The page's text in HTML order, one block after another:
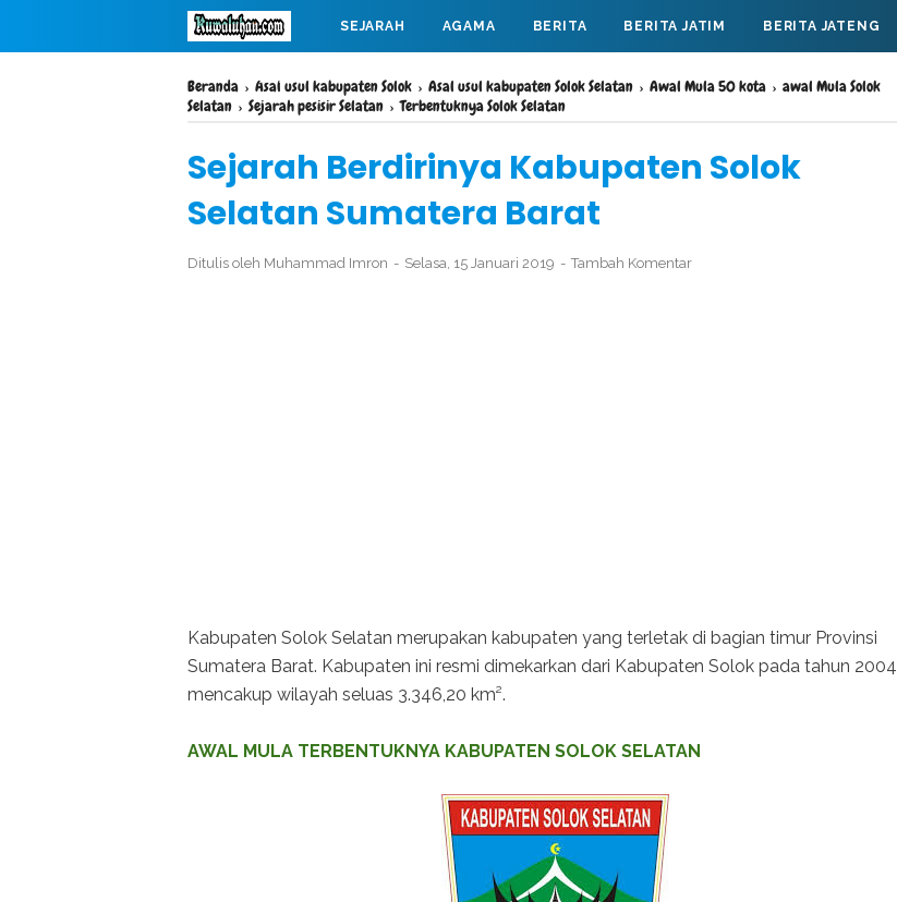
SEJARAH AGAMA BERITA BERITA JATIM BERITA JATENG
MAHABARATA
Beranda › Asal usul kabupaten Solok › Asal usul kabupaten Solok Selatan › Awal Mula 50 kota › awal Mula Solok
Selatan › Sejarah pesisir Selatan ›Terbentuknya Solok Selatan
Sejarah Berdirinya Kabupaten Solok
Selatan Sumatera Barat
Ditulis oleh Muhammad Imron Selasa, 15 Januari 2019 Tambah Komentar
Kabupaten Solok Selatan merupakan kabupaten yang terletak di bagian timur Provinsi
Sumatera Barat. Kabupaten ini resmi dimekarkan dari Kabupaten Solok pada tahun 2004
mencakup wilayah seluas 3.346,20 km².
AWAL MULA TERBENTUKNYA KABUPATEN SOLOK SELATAN